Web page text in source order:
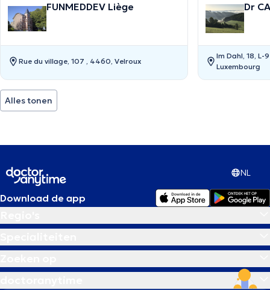
FUNMEDDEV Liège
Rue du village, 107 , 4460, Velroux
Dr
Im Dahl, 18, L-
Luxembourg
Alles tonen
NL
Download de app